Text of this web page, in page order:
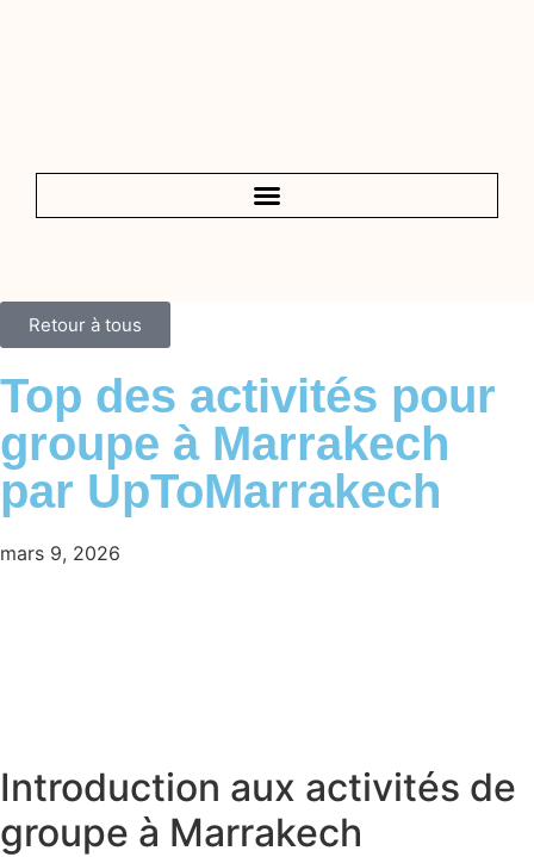
Retour à tous
Top des activités pour
groupe à Marrakech
par UpToMarrakech
mars 9, 2026
Introduction aux activités de
groupe à Marrakech